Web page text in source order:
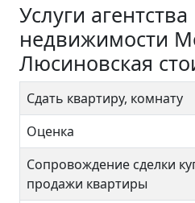
Услуги агентства
недвижимости
Люсиновская
Сдать квартиру, комнату
Оценка
Сопровождение сделки
продажи квартиры